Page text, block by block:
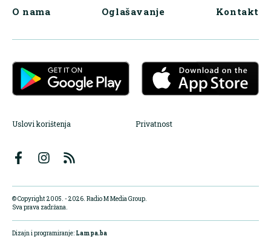
O nama Oglašavanje Kontakt
Uslovi korištenja Privatnost
© Copyright 2005. - 2026. Radio M Media Group.
Sva prava zadržana.
Dizajn i programiranje: Lampa.ba